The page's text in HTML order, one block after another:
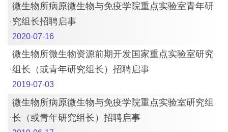
微生物所病原微生物与免疫学院重点实验室青年研
究组长招聘启事
2020-07-16
微生物所微生物资源前期开发国家重点实验室研究
组长（或青年研究组长）招聘启事
2019-07-03
微生物所病原微生物与免疫学院重点实验室研究组
长（或青年研究组长）招聘启事